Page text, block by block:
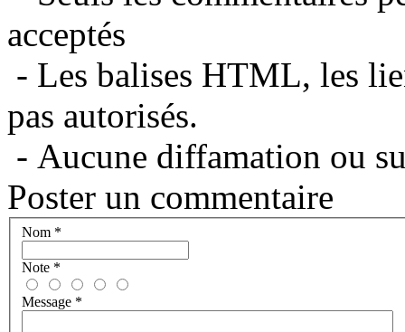
acceptés
- Les balises HTML, les
pas autorisés.
- Aucune diffamation ou
Poster un commentaire
Nom *
Note *
Message *